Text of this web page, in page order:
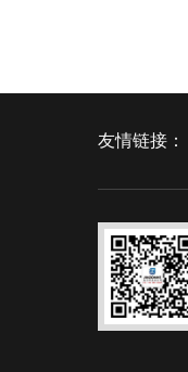
友情链接：